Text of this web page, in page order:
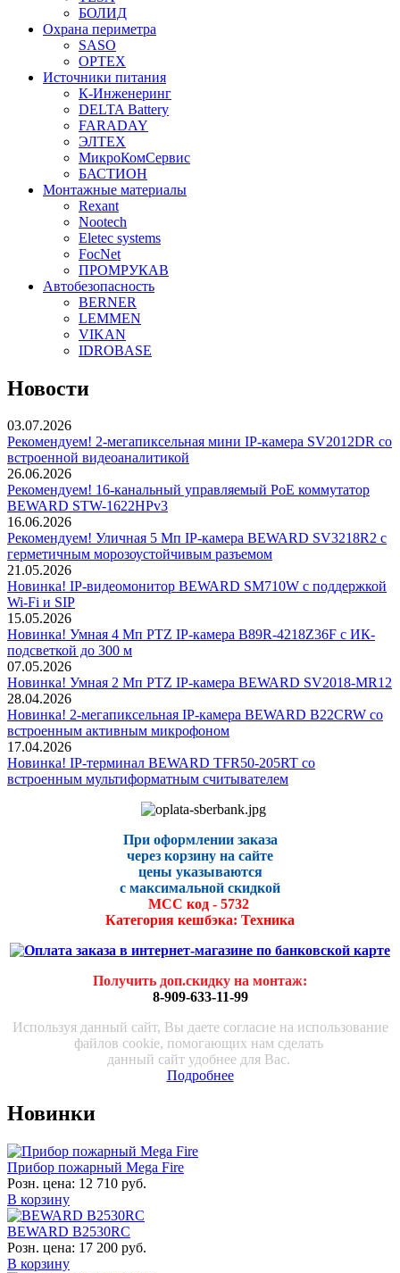
БОЛИД
Охрана периметра
SASO
OPTEX
Источники питания
К-Инженеринг
DELTA Battery
FARADAY
ЭЛТЕХ
МикроКомСервис
БАСТИОН
Монтажные материалы
Rexant
Nootech
Eletec systems
FocNet
ПРОМРУКАВ
Автобезопасность
BERNER
LEMMEN
VIKAN
IDROBASE
Новости
03.07.2026
Рекомендуем! 2-мегапиксельная мини IP-камера SV2012DR со
встроенной видеоаналитикой
26.06.2026
Рекомендуем! 16-канальный управляемый PoE коммутатор
BEWARD STW-1622HPv3
16.06.2026
Рекомендуем! Уличная 5 Мп IP-камера BEWARD SV3218R2 с
герметичным морозоустойчивым разъемом
21.05.2026
Новинка! IP-видеомонитор BEWARD SM710W с поддержкой
Wi-Fi и SIP
15.05.2026
Новинка! Умная 4 Мп PTZ IP-камера B89R-4218Z36F с ИК-
подсветкой до 300 м
07.05.2026
Новинка! Умная 2 Мп PTZ IP-камера BEWARD SV2018-MR12
28.04.2026
Новинка! 2-мегапиксельная IP-камера BEWARD B22CRW со
встроенным активным микрофоном
17.04.2026
Новинка! IP-терминал BEWARD TFR50-205RT со
встроенным мультиформатным считывателем
При оформлении заказа
через корзину на сайте
цены указываются
с максимальной скидкой
МСС код - 5732
Категория кешбэка: Техника
Получить доп.скидку на монтаж:
8-909-633-11-99
Используя данный сайт, Вы даете согласие на использование
файлов cookie, помогающих нам сделать
данный сайт удобнее для Вас.
Подробнее
Новинки
Прибор пожарный Mega Fire
Розн. цена: 12 710 руб.
В корзину
BEWARD B2530RC
Розн. цена: 17 200 руб.
В корзину